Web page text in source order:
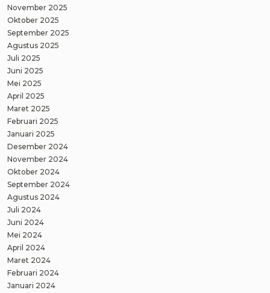
November 2025
Oktober 2025
September 2025
Agustus 2025
Juli 2025
Juni 2025
Mei 2025
April 2025
Maret 2025
Februari 2025
Januari 2025
Desember 2024
November 2024
Oktober 2024
September 2024
Agustus 2024
Juli 2024
Juni 2024
Mei 2024
April 2024
Maret 2024
Februari 2024
Januari 2024